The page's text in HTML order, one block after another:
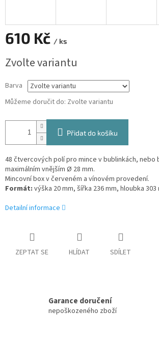
610 Kč / ks
cena:
Zvolte variantu
Barva
Můžeme doručit do: Zvolte variantu
Přidat do košíku
48 čtvercových polí pro mince v bublinkách, nebo
maximálním vnějším Ø 28 mm.
Mincovní box v červeném a vínovém provedení.
Formát: výška 20 mm, šířka 236 mm, hloubka 303
Detailní informace
ZEPTAT SE HLÍDAT SDÍLET
Garance doručení
nepoškozeného zboží